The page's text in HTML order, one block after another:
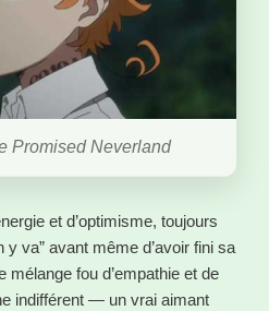
Promised Neverland
et d’optimisme, toujours
y va” avant même d’avoir fini sa
mélange fou d’empathie et de
indifférent — un vrai aimant